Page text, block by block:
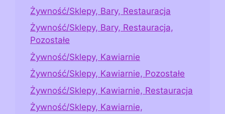
Żywność/Sklepy, Bary, Restauracja
Żywność/Sklepy, Bary, Restauracja,
Pozostałe
Żywność/Sklepy, Kawiarnie
Żywność/Sklepy, Kawiarnie, Pozostałe
Żywność/Sklepy, Kawiarnie, Restauracja
Żywność/Sklepy, Kawiarnie,